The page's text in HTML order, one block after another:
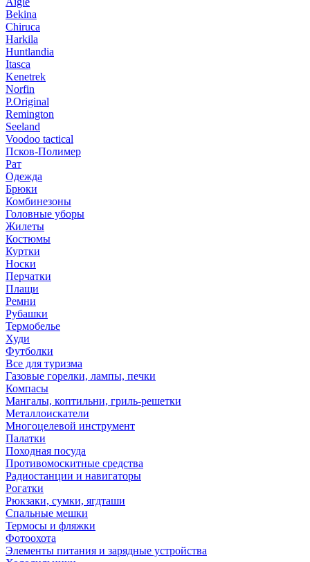
Bekina
Chiruсa
Harkila
Huntlandia
Itasca
Kenetrek
Norfin
P.Original
Remington
Seeland
Voodoo tactical
Псков-Полимер
Рат
Одежда
Брюки
Комбинезоны
Головные уборы
Жилеты
Костюмы
Куртки
Носки
Перчатки
Плащи
Ремни
Рубашки
Термобелье
Худи
Футболки
Все для туризма
Газовые горелки, лампы, печки
Компасы
Мангалы, коптильни, гриль-решетки
Металлоискатели
Многоцелевой инструмент
Палатки
Походная посуда
Противомоскитные средства
Радиостанции и навигаторы
Рогатки
Рюкзаки, сумки, ягдташи
Спальные мешки
Термосы и фляжки
Фотоохота
Элементы питания и зарядные устройства